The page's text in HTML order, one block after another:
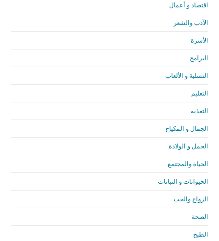
اقتصاد و أعمال
الآدب والشعر
الأسرة
البرامج
التسلية و الألعاب
التعليم
التغذية
الجمال و المكياج
الحمل و الولادة
الحياة والمجتمع
الحيوانات و النباتات
الزواج والحب
الصحة
الطبخ